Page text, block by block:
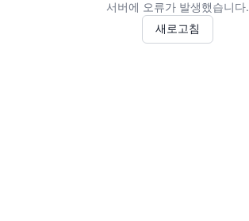
서버에 오류가 발생했습니다.
새로고침